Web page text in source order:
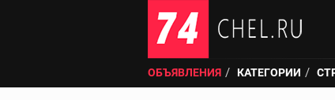
ОБЪЯВЛЕНИЯ КАТЕГОРИИ